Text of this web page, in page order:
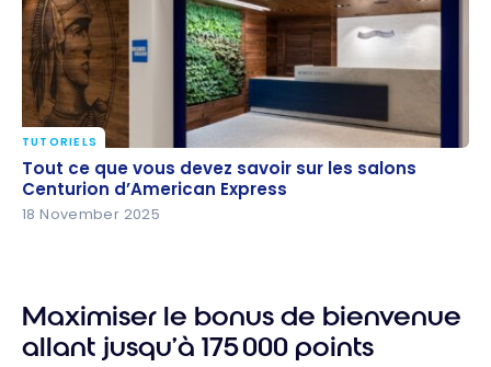
Tout ce que vous devez savoir sur les salons
Centurion d’American Express
TUTORIELS
Tout ce que vous devez savoir sur les salons
Centurion d’American Express
18 November 2025
Maximiser le bonus de bienvenue
allant jusqu’à 175 000 points